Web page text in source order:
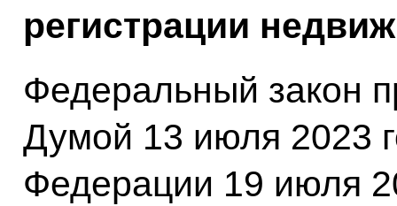
регистрации
Федеральный закон
Думой 13 июля 2023
Федерации 19 июля